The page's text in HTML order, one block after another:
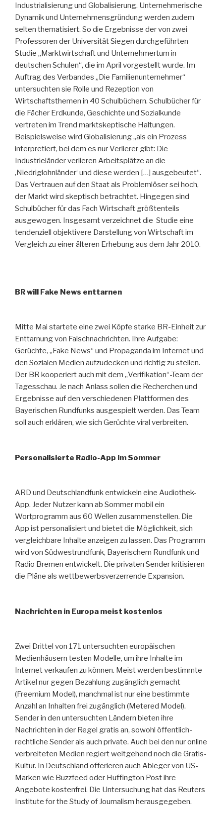
Industrialisierung und Globalisierung. Unternehmerische
Dynamik und Unternehmensgründung werden zudem
selten thematisiert. So die Ergebnisse der von zwei
Professoren der Universität Siegen durchgeführten
Studie „Marktwirtschaft und Unternehmertum in
deutschen Schulen“, die im April vorgestellt wurde. Im
Auftrag des Verbandes „Die Familienunternehmer“
untersuchten sie Rolle und Rezeption von
Wirtschaftsthemen in 40 Schulbüchern. Schulbücher für
die Fächer Erdkunde, Geschichte und Sozialkunde
vertreten im Trend marktskeptische Haltungen.
Beispielsweise wird Globalisierung „als ein Prozess
interpretiert, bei dem es nur Verlierer gibt: Die
Industrieländer verlieren Arbeitsplätze an die
‚Niedriglohnländer‘ und diese werden […] ausgebeutet“.
Das Vertrauen auf den Staat als Problemlöser sei hoch,
der Markt wird skeptisch betrachtet. Hingegen sind
Schulbücher für das Fach Wirtschaft größtenteils
ausgewogen. Insgesamt verzeichnet die Studie eine
tendenziell objektivere Darstellung von Wirtschaft im
Vergleich zu einer älteren Erhebung aus dem Jahr 2010.
BR will Fake News enttarnen
Mitte Mai startete eine zwei Köpfe starke BR-Einheit zur
Enttarnung von Falschnachrichten. Ihre Aufgabe:
Gerüchte, „Fake News“ und Propaganda im Internet und
den Sozialen Medien aufzudecken und richtig zu stellen.
Der BR kooperiert auch mit dem „Verifikation“-Team der
Tagesschau. Je nach Anlass sollen die Recherchen und
Ergebnisse auf den verschiedenen Plattformen des
Bayerischen Rundfunks ausgespielt werden. Das Team
soll auch erklären, wie sich Gerüchte viral verbreiten.
Personalisierte Radio-App im Sommer
ARD und Deutschlandfunk entwickeln eine Audiothek-
App. Jeder Nutzer kann ab Sommer mobil ein
Wortprogramm aus 60 Wellen zusammenstellen. Die
App ist personalisiert und bietet die Möglichkeit, sich
vergleichbare Inhalte anzeigen zu lassen. Das Programm
wird von Südwestrundfunk, Bayerischem Rundfunk und
Radio Bremen entwickelt. Die privaten Sender kritisieren
die Pläne als wettbewerbsverzerrende Expansion.
Nachrichten in Europa meist kostenlos
Zwei Drittel von 171 untersuchten europäischen
Medienhäusern testen Modelle, um ihre Inhalte im
Internet verkaufen zu können. Meist werden bestimmte
Artikel nur gegen Bezahlung zugänglich gemacht
(Freemium Model), manchmal ist nur eine bestimmte
Anzahl an Inhalten frei zugänglich (Metered Model).
Sender in den untersuchten Ländern bieten ihre
Nachrichten in der Regel gratis an, sowohl öffentlich-
rechtliche Sender als auch private. Auch bei den nur online
verbreiteten Medien regiert weitgehend noch die Gratis-
Kultur. In Deutschland offerieren auch Ableger von US-
Marken wie Buzzfeed oder Huffington Post ihre
Angebote kostenfrei. Die Untersuchung hat das Reuters
Institute for the Study of Journalism herausgegeben.